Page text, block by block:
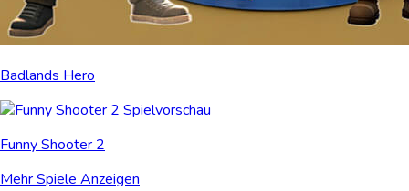
Badlands Hero
Funny Shooter 2
Mehr Spiele Anzeigen